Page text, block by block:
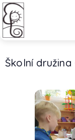
Školní